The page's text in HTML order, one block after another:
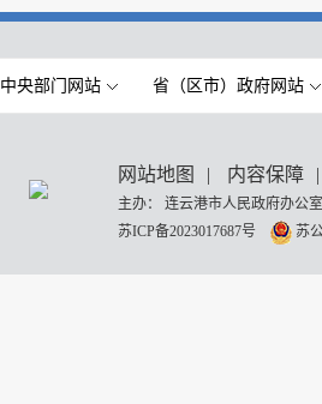
中央部门网站 省（区市）政府网站
网站地图 | 内容保障 |
主办： 连云港市人民政府办
苏ICP备2023017687号
苏